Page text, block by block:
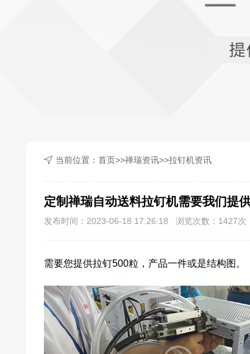
当前位置： 首页>>禅瑞资讯>>拉钉机资讯
定制禅瑞自动送料拉钉机需要我们提
发布时间：2023-06-18 17:26:18 浏览次数： 1427次
需要您提供拉钉500粒，产品一件或是结构图。